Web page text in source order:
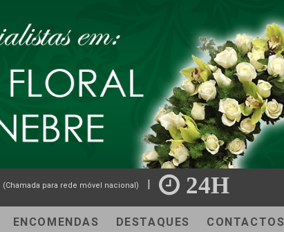
(Chamada para rede móvel nacional) 24H
ENCOMENDAS DESTAQUES CONTACTOS